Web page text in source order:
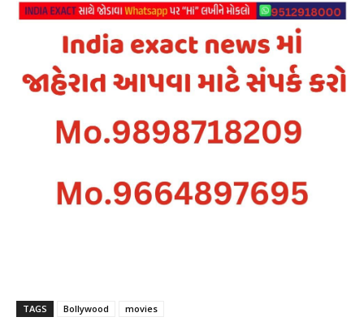
TAGS Bollywood movies